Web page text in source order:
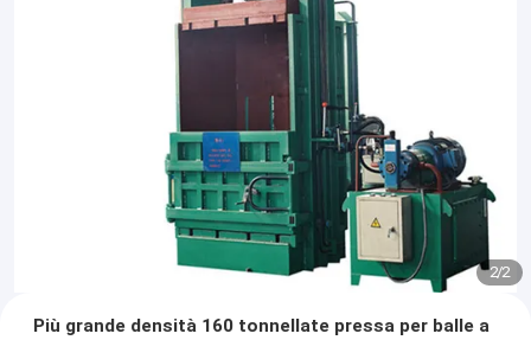
2/2
Più grande densità 160 tonnellate pressa per balle a